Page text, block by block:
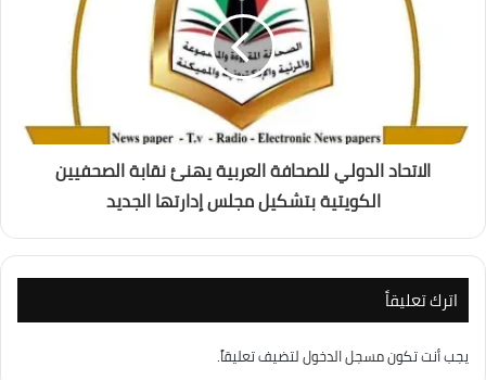
الاتحاد الدولي للصحافة العربية يهنئ نقابة الصحفيين
الكويتية بتشكيل مجلس إدارتها الجديد
اترك تعليقاً
يجب أنت تكونمسجل الدخوللتضيف تعليقاً.